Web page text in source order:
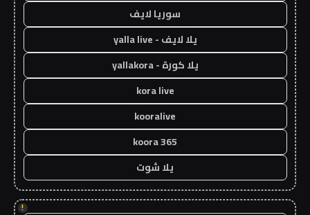
سوريا لايف
يلا لايف - yalla live
يلا كورة - yallakora
kora live
kooralive
koora 365
يلا شوت
!